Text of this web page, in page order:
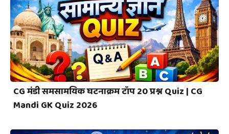
CG मंडी समसामयिक घटनाक्रम टॉप 20 प्रश्न Quiz | CG
Mandi GK Quiz 2026